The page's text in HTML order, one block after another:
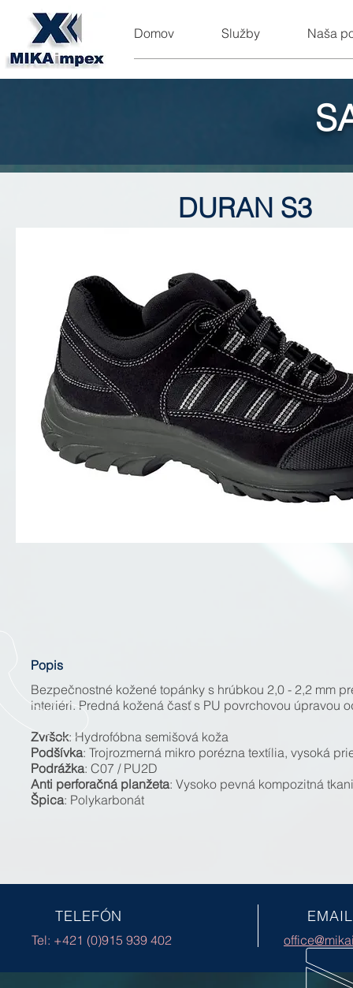
Domov Služby Naša
DURAN S3
Popis
Bezpečnostné kožené topánky s hrúbkou 2,0 - 2,2 mm
interiéri. Predná kožená časť s PU povrchovou úpravou
Zvršok: Hydrofóbna semišová koža
Podšívka: Trojrozmerná mikro porézna textília, vysoká
Podrážka: C07 / PU2D
Anti perforačná planžeta: Vysoko pevná kompozitná
Špica: Polykarbonát
TELEFÓN
Tel: +421 (0)915 939 402
EMAIL